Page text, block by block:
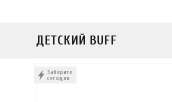
ДЕТСКИЙ BUFF
Заберите
сегодня